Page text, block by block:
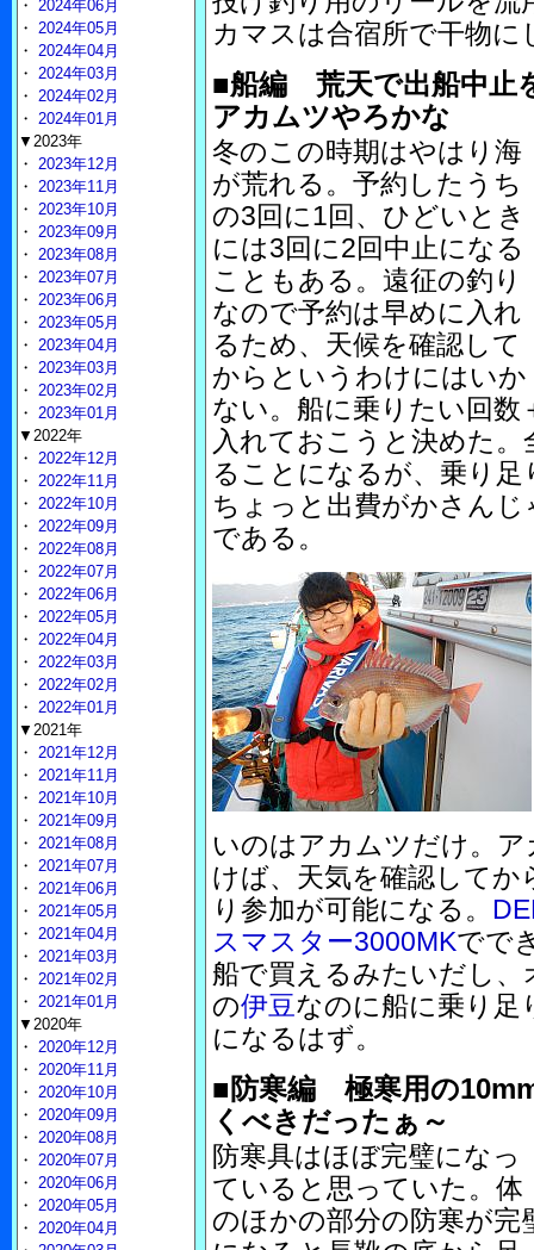
カマスは合宿所で干物に
■船編 荒天で出船中止
アカムツやろかな
冬のこの時期はやはり海
が荒れる。予約したうち
の3回に1回、ひどいとき
には3回に2回中止になる
こともある。遠征の釣り
なので予約は早めに入れ
るため、天候を確認して
からというわけにはいか
ない。船に乗りたい回数
入れておこうと決めた
ることになるが、乗り
ちょっと出費がかさん
である。
いのはアカムツだけ。
けば、天気を確認してか
り参加が可能になる。
スマスター3000MKでで
船で買えるみたいだし
の伊豆なのに船に乗り足
になるはず。
■防寒編 極寒用の
くべきだったぁ～
防寒具はほぼ完璧になっ
ていると思っていた。体
のほかの部分の防寒が完
・ 2024年06月
・ 2024年05月
・ 2024年04月
・ 2024年03月
・ 2024年02月
・ 2024年01月
▼2023年
・ 2023年12月
・ 2023年11月
・ 2023年10月
・ 2023年09月
・ 2023年08月
・ 2023年07月
・ 2023年06月
・ 2023年05月
・ 2023年04月
・ 2023年03月
・ 2023年02月
・ 2023年01月
▼2022年
・ 2022年12月
・ 2022年11月
・ 2022年10月
・ 2022年09月
・ 2022年08月
・ 2022年07月
・ 2022年06月
・ 2022年05月
・ 2022年04月
・ 2022年03月
・ 2022年02月
・ 2022年01月
▼2021年
・ 2021年12月
・ 2021年11月
・ 2021年10月
・ 2021年09月
・ 2021年08月
・ 2021年07月
・ 2021年06月
・ 2021年05月
・ 2021年04月
・ 2021年03月
・ 2021年02月
・ 2021年01月
▼2020年
・ 2020年12月
・ 2020年11月
・ 2020年10月
・ 2020年09月
・ 2020年08月
・ 2020年07月
・ 2020年06月
・ 2020年05月
・ 2020年04月